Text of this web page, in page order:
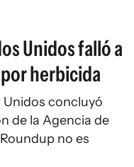
Unidos falló a
herbicida
Unidos concluyó
de la Agencia de
no es